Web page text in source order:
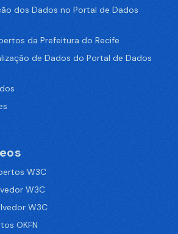
dos Dados no Portal de Dados
da Prefeitura do Recife
de Dados do Portal de Dados
W3C
W3C
W3C
OKFN